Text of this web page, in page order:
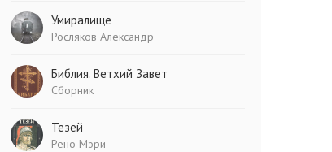
Умиралище
Росляков Александр
Библия. Ветхий Завет
Сборник
Тезей
Рено Мэри